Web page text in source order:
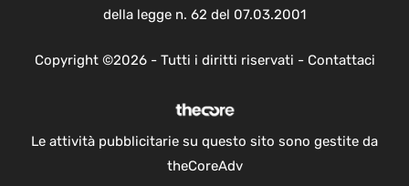
della legge n. 62 del 07.03.2001
Copyright ©2026 - Tutti i diritti riservati - Contattaci
Le attività pubblicitarie su questo sito sono gestite da
theCoreAdv